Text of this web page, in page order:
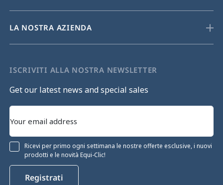
LA NOSTRA AZIENDA
ISCRIVITI ALLA NOSTRA NEWSLETTER
Get our latest news and special sales
Ricevi per primo ogni settimana le nostre offerte esclusive, i nuovi
prodotti e le novità Equi-Clic!
Registrati